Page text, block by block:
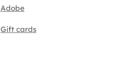
Adobe
Gift cards